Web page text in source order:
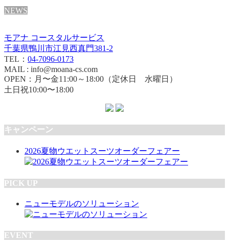
NEWS
モアナ コースタルサービス
千葉県鴨川市江見西真門381-2
TEL： 04-7096-0173
MAIL : info@moana-cs.com
OPEN：月〜金11:00～18:00（定休日 水曜日）
土日祝10:00〜18:00
キャンペーン
2026夏物ウエットスーツオーダーフェアー
PICK UP
ニューモデルのソリューション
EVENT